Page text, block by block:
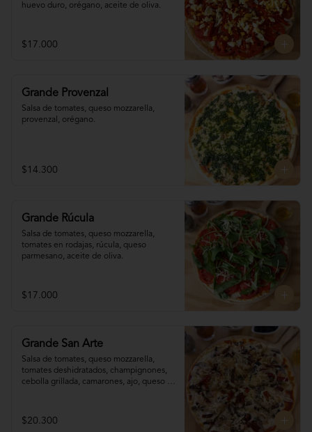
huevo duro, orégano, aceite de oliva.
$17.000
Grande Provenzal
Salsa de tomates, queso mozzarella,
provenzal, orégano.
$14.300
Grande Rúcula
Salsa de tomates, queso mozzarella,
tomates en rodajas, rúcula, queso
parmesano, aceite de oliva.
$17.000
Grande San Arte
Salsa de tomates, queso mozzarella,
tomates deshidratados, champignones,
cebolla grillada, camarones, ajo, queso
$20.300